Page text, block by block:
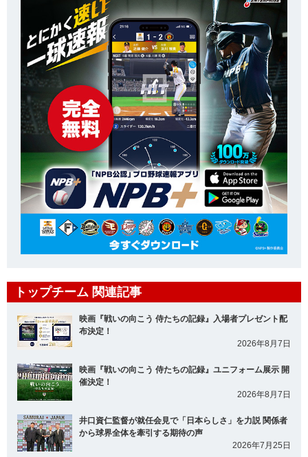
トップチーム 関連記事
映画『戦いの向こう 侍たちの記録』入場者プレゼント配
布決定！
2026年8月7日
映画『戦いの向こう 侍たちの記録』ユニフォーム展示 開
催決定！
2026年8月7日
井口資仁監督が就任会見で「日本らしさ」を力説 関係者
から球界全体を牽引する期待の声
2026年7月25日